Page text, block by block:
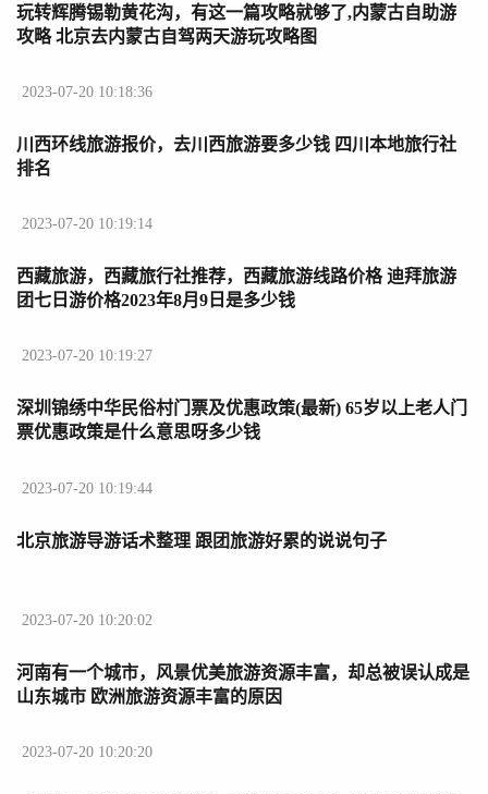
玩转辉腾锡勒黄花沟，有这一篇攻略就够了,内蒙古自助游
攻略 北京去内蒙古自驾两天游玩攻略图
2023-07-20 10:18:36
川西环线旅游报价，去川西旅游要多少钱 四川本地旅行社
排名
2023-07-20 10:19:14
西藏旅游，西藏旅行社推荐，西藏旅游线路价格 迪拜旅游
团七日游价格2023年8月9日是多少钱
2023-07-20 10:19:27
深圳锦绣中华民俗村门票及优惠政策(最新) 65岁以上老人门
票优惠政策是什么意思呀多少钱
2023-07-20 10:19:44
北京旅游导游话术整理 跟团旅游好累的说说句子
2023-07-20 10:20:02
河南有一个城市，风景优美旅游资源丰富，却总被误认成是
山东城市 欧洲旅游资源丰富的原因
2023-07-20 10:20:20